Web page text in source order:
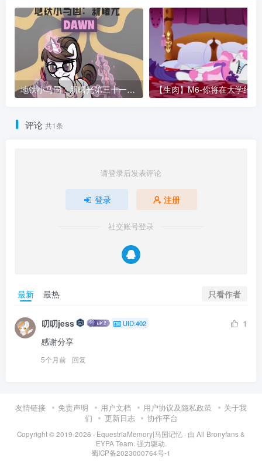
地铁小马国：新曙光第三十一章 姐妹阋墙
评论 共1条
请登录后发表评论
登录 注册
社交账号登录
最新 最热 只看作者
叨叨jess UID:402
1
感谢分享
5个月前 回复
友情链接 免责声明 用户文档 用户协议及隐私政策
关于我
们
更新日志 协作平台
Copyright © 2019-2026 · EquestriaMemory|马国记忆 · 由 All Bronyfans &
EYPA Team. 强力驱动.
蜀ICP备2023000764号-1